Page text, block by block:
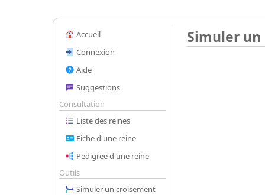
Accueil
Connexion
Aide
Suggestions
Consultation
Liste des reines
Fiche d'une reine
Pedigree d'une reine
Outils
Simuler un croisement
Simuler